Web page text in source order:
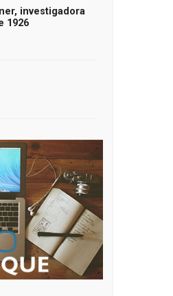
investigadora
1926